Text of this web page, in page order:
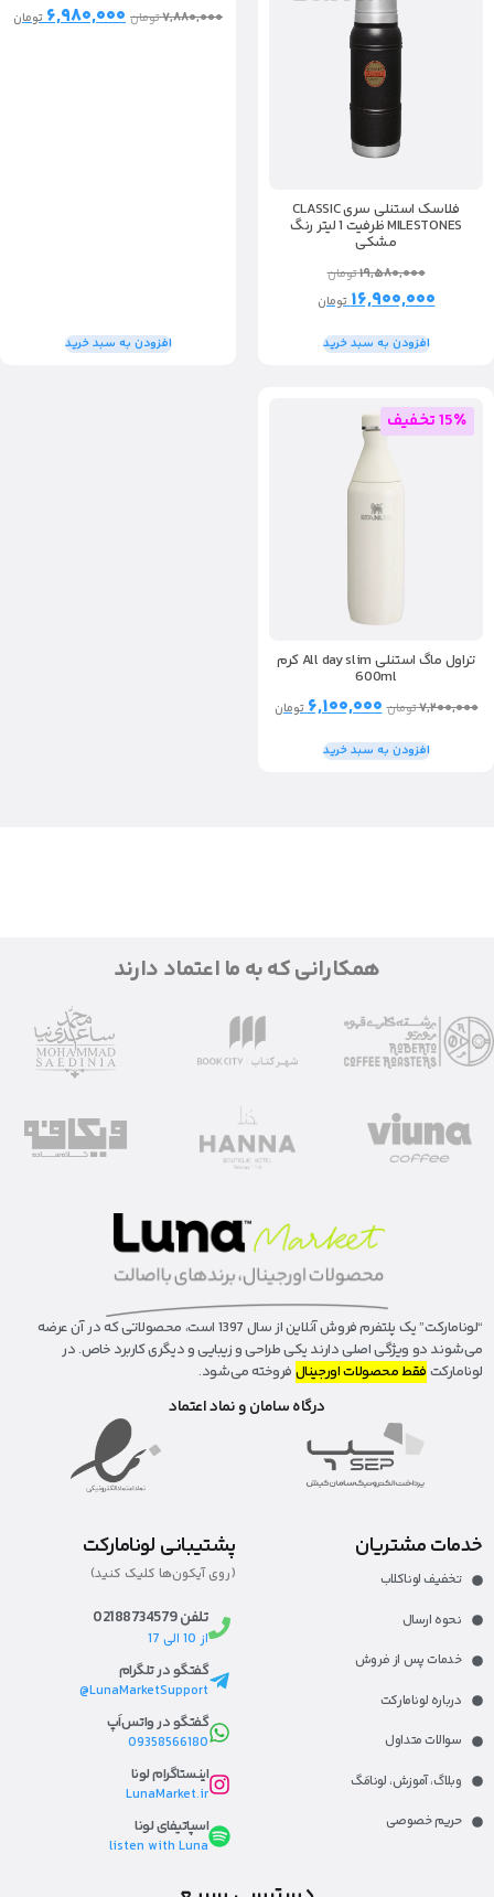
فلاسک استنلی سری CLASSIC
MILESTONES ظرفیت 1 لیتر رنگ
مشکی
۱۹,۵۸۰,۰۰۰تومان
۱۶,۹۰۰,۰۰۰تومان
افزودن به سبد خرید
۷,۸۸۰,۰۰۰تومان ۶,۹۸۰,۰۰۰تومان
افزودن به سبد خرید
15٪ تخفیف
تراول ماگ استنلی All day slim کرم
600ml
۷,۲۰۰,۰۰۰تومان ۶,۱۰۰,۰۰۰تومان
افزودن به سبد خرید
همکارانی که به ما اعتماد دارند
“لونا‌مارکت” یک پلتفرم فروش آنلاین از سال 1397 است، محصولاتی که در آن عرضه
می‌شوند دو ویژگی اصلی دارند یکی طراحی و زیبایی و دیگری کاربرد خاص. در
لونامارکت فقط محصولات اورجینال فروخته می‌شود.
درگاه سامان و نماد اعتماد
خدمات مشتریان
تخفیف لوناکلاب
نحوه ارسال
خدمات پس از فروش
درباره لونامارکت​
سوالات متداول
وبلاگ، آموزش، لونا‌مَگ​
حریم خصوصی
پشتیبانی لونامارکت
(روی آیکون‌ها کلیک کنید)
تلفن 02188734579
از 10 الی 17
گفتگو در تلگرام
LunaMarketSupport@
گفتگو در واتس‌اَپ
09358566180
اینستاگرام لونا
LunaMarket.ir
اسپاتیفای لونا
listen with Luna